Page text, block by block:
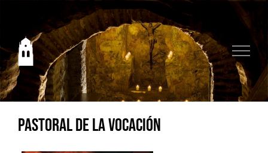
contenido
Pastoral de la vocación